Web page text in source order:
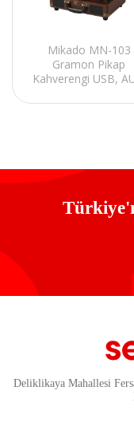
Mikado MN-103
Gramon Pikap
Kahverengi USB,
Çalar
Deliklikaya Mahallesi